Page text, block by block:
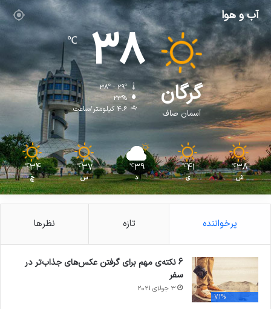
آب و هوا
گرگان
آسمان صاف
38
℃
38º - 29º
23%
4.6 کیلومتر/ساعت
38
℃
ش
41
℃
ی
39
℃
د
37
℃
س
34
℃
چ
پرخواننده تازه نظرها
71%
6 نکته‌ی مهم برای گرفتن عکس‌های جذاب‌تر در
سفر
3 جولای 2021